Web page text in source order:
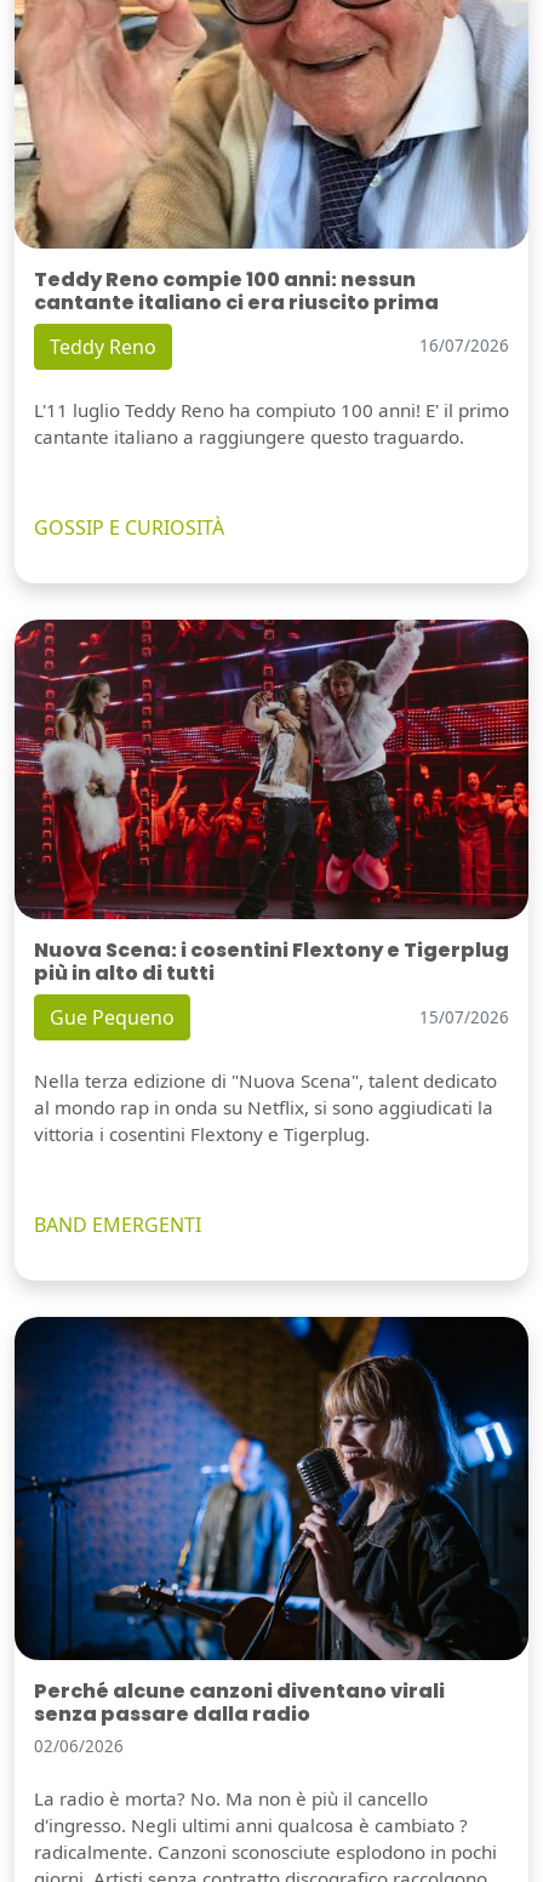
Teddy Reno compie 100 anni: nessun
cantante italiano ci era riuscito prima
Teddy Reno 16/07/2026
L'11 luglio Teddy Reno ha compiuto 100 anni! E' il primo
cantante italiano a raggiungere questo traguardo.
GOSSIP E CURIOSITÀ
Nuova Scena: i cosentini Flextony e Tigerplug
più in alto di tutti
Gue Pequeno 15/07/2026
Nella terza edizione di "Nuova Scena", talent dedicato
al mondo rap in onda su Netflix, si sono aggiudicati la
vittoria i cosentini Flextony e Tigerplug.
BAND EMERGENTI
Perché alcune canzoni diventano virali
senza passare dalla radio
02/06/2026
La radio è morta? No. Ma non è più il cancello
d'ingresso. Negli ultimi anni qualcosa è cambiato ?
radicalmente. Canzoni sconosciute esplodono in pochi